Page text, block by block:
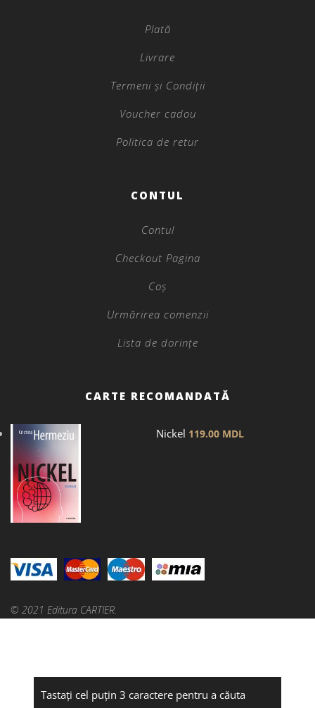
Plată
Livrare
Termeni și Condiții
Voucher cadou
Politica de retur
CONTUL
Contul
Checkout Pagina
Coș
Urmărirea comenzii
Lista de dorințe
CARTE RECOMANDATĂ
Nickel 119.00 MDL
© 2021 Editura CARTIER.